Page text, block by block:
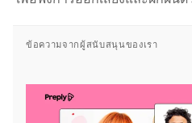
ข้อความจากผู้สนับสนุนของเรา